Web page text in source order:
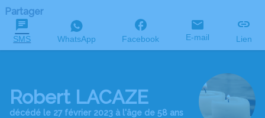
Partager
SMS WhatsApp Facebook E-mail Lien
Robert LACAZE
décédé le 27 février 2023 à l'âge de 58 ans